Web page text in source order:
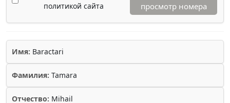
политикой сайта
просмотр номера
Имя: Baractari
Фамилия: Tamara
Отчество: Mihail